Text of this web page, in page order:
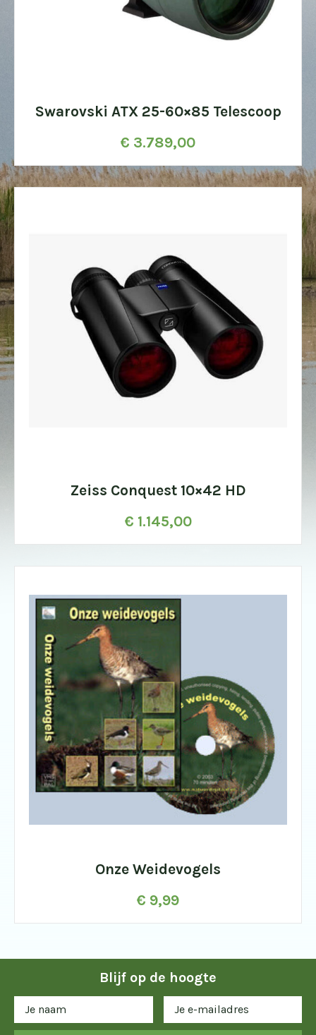
Swarovski ATX 25-60×85 Telescoop
€ 3.789,00
Zeiss Conquest 10×42 HD
€ 1.145,00
Onze Weidevogels
€ 9,99
Blijf op de hoogte